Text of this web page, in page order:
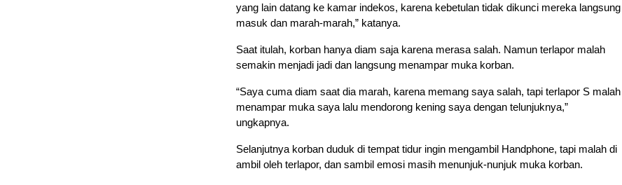
yang lain datang ke kamar indekos, karena kebetulan tidak dikunci mereka langsung
masuk dan marah-marah,” katanya.
Saat itulah, korban hanya diam saja karena merasa salah. Namun terlapor malah
semakin menjadi jadi dan langsung menampar muka korban.
“Saya cuma diam saat dia marah, karena memang saya salah, tapi terlapor S malah
menampar muka saya lalu mendorong kening saya dengan telunjuknya,”
ungkapnya.
Selanjutnya korban duduk di tempat tidur ingin mengambil Handphone, tapi malah di
ambil oleh terlapor, dan sambil emosi masih menunjuk-nunjuk muka korban.